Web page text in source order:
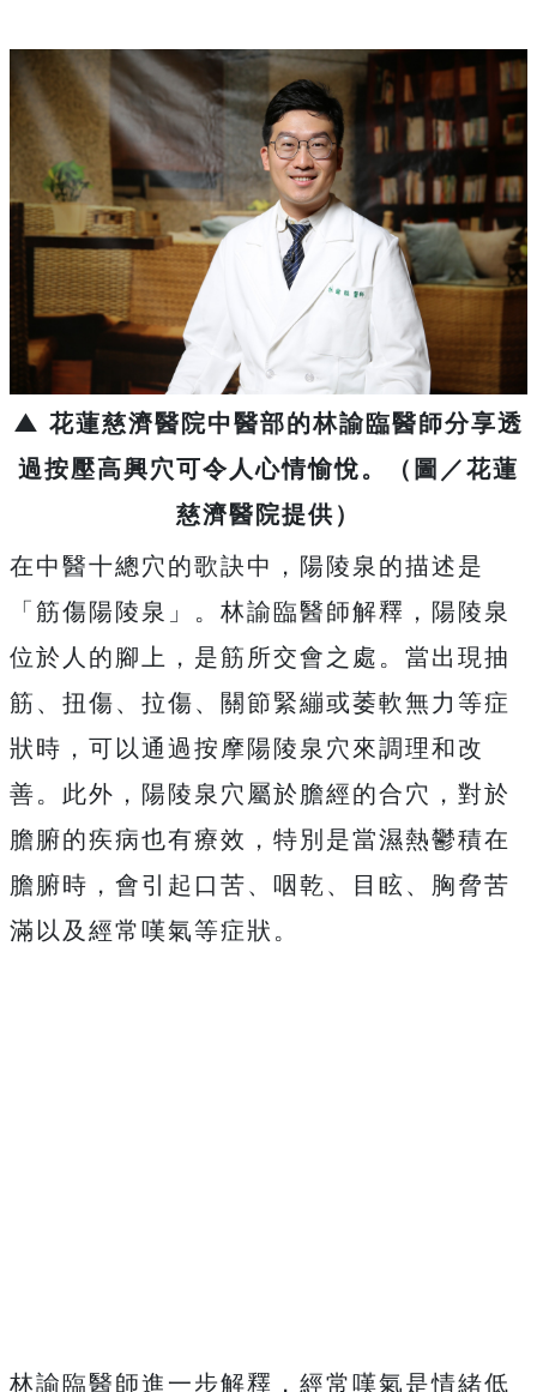
▲ 花蓮慈濟醫院中醫部的林諭臨醫師分享透
過按壓高興穴可令人心情愉悅。（圖／花蓮
慈濟醫院提供）
在中醫十總穴的歌訣中，陽陵泉的描述是
「筋傷陽陵泉」。林諭臨醫師解釋，陽陵泉
位於人的腳上，是筋所交會之處。當出現抽
筋、扭傷、拉傷、關節緊繃或萎軟無力等症
狀時，可以通過按摩陽陵泉穴來調理和改
善。此外，陽陵泉穴屬於膽經的合穴，對於
膽腑的疾病也有療效，特別是當濕熱鬱積在
膽腑時，會引起口苦、咽乾、目眩、胸脅苦
滿以及經常嘆氣等症狀。
林諭臨醫師進一步解釋，經常嘆氣是情緒低